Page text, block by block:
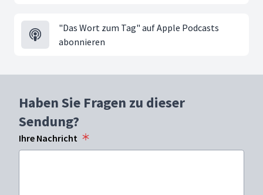
"Das Wort zum Tag" auf Apple Podcasts
abonnieren
Haben Sie Fragen zu dieser
Sendung?
Ihre Nachricht